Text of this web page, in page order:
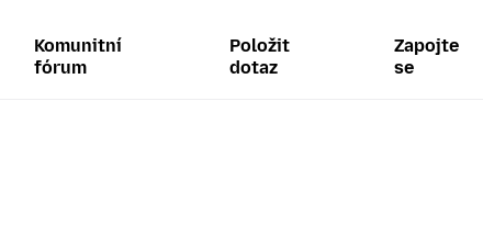
Komunitní
fórum
Položit
dotaz
Zapojte
se